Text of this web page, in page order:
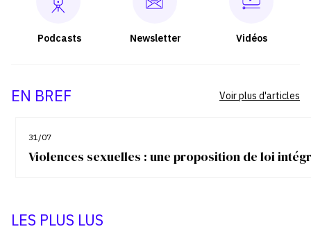
Podcasts Newsletter Vidéos
EN BREF
31/07
Violences sexuelles : une proposition de loi
Voir plus d'articles
LES PLUS LUS